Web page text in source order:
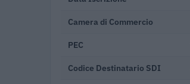
Camera di Commercio
PEC
Codice Destinatario SDI